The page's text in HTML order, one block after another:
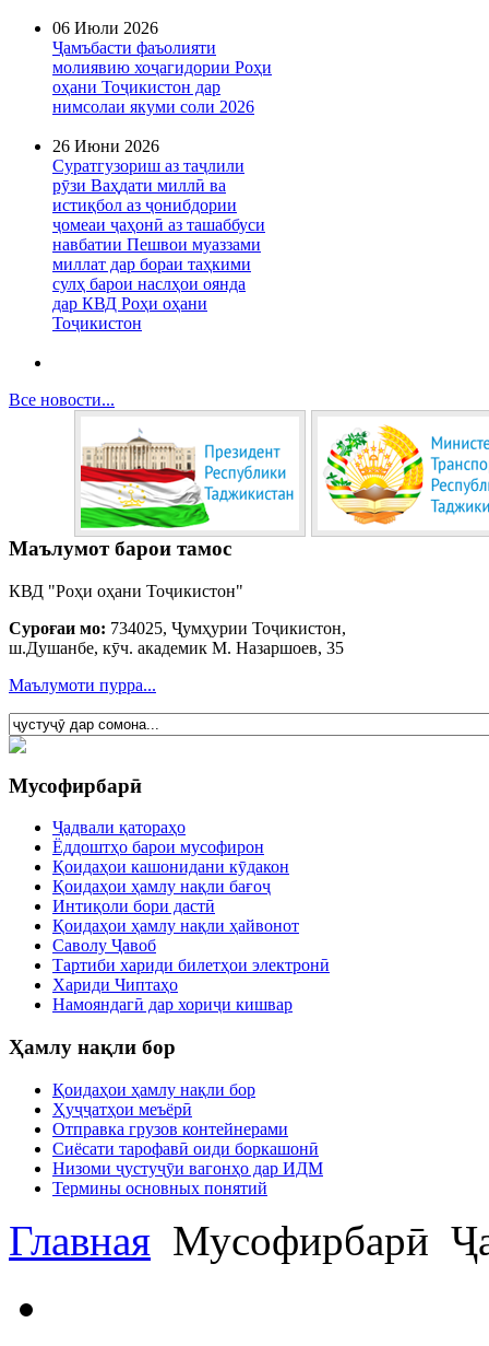
06 Июли 2026
Ҷамъбасти фаъолияти
молиявию хоҷагидории Роҳи
оҳани Тоҷикистон дар
нимсолаи якуми соли 2026
26 Июни 2026
Суратгузориш аз таҷлили
рӯзи Ваҳдати миллӣ ва
истиқбол аз ҷонибдории
ҷомеаи ҷаҳонӣ аз ташаббуси
навбатии Пешвои муаззами
миллат дар бораи таҳкими
сулҳ барои наслҳои оянда
дар КВД Роҳи оҳани
Тоҷикистон
Все новости...
Маълумот барои тамос
КВД "Роҳи оҳани Тоҷикистон"
Суроғаи мо: 734025, Ҷумҳурии Тоҷикистон,
ш.Душанбе, кӯч. академик М. Назаршоев, 35
Маълумоти пурра...
Мусофирбарӣ
Ҷадвали қатораҳо
Ёддоштҳо барои мусофирон
Қоидаҳои кашонидани кӯдакон
Қоидаҳои ҳамлу нақли бағоҷ
Интиқоли бори дастӣ
Қоидаҳои ҳамлу нақли ҳайвонот
Саволу Ҷавоб
Тартиби хариди билетҳои электронӣ
Хариди Чиптаҳо
Намояндагӣ дар хориҷи кишвар
Ҳамлу нақли бор
Қоидаҳои ҳамлу нақли бор
Ҳуҷҷатҳои меъёрӣ
Отправка грузов контейнерами
Сиёсати тарофавӣ оиди боркашонӣ
Низоми ҷустуҷӯи вагонҳо дар ИДМ
Термины основных понятий
Главная Мусофирбарӣ